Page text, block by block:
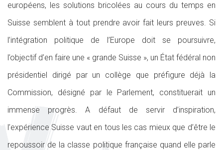
européens, les solutions bricolées au cours du temps en
Suisse semblent à tout prendre avoir fait leurs preuves. Si
l’intégration politique de l’Europe doit se poursuivre,
l’objectif d’en faire une « grande Suisse », un État fédéral non
présidentiel dirigé par un collège que préfigure déjà la
Commission, désigné par le Parlement, constituerait un
immense progrès. A défaut de servir d’inspiration,
l’expérience Suisse vaut en tous les cas mieux que d’être le
repoussoir de la classe politique française quand elle parle